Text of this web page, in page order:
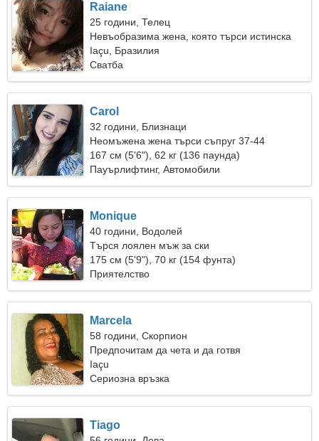
Raiane
25 години, Телец
Невъобразима жена, която търси истинска
връзка
Iaçu, Бразилия
Сватба
Carol
32 години, Близнаци
Неомъжена жена търси съпруг 37-44
167 см (5'6"), 62 кг (136 паунда)
Пауърлифтинг, Автомобили
Monique
40 години, Водолей
Търся лоялен мъж за ски
175 см (5'9"), 70 кг (154 фунта)
Приятелство
Marcela
58 години, Скорпион
Предпочитам да чета и да готвя
Iaçu
Сериозна връзка
Tiago